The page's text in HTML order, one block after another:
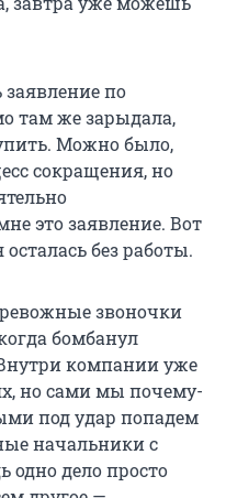
по
там же зарыдала,
Можно было,
сокращения, но
это заявление. Вот
без работы.
звоночки
бомбанул
компании уже
но сами мы почему-
под удар попадем
начальники с
одно дело просто